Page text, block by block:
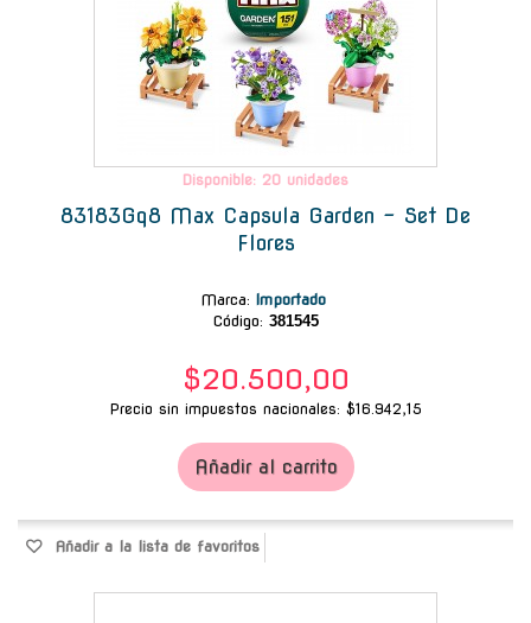
Disponible: 20 unidades
83183Gq8 Max Capsula Garden - Set De
Flores
Marca: Importado
Código: 381545
$20.500,00
Precio sin impuestos nacionales: $16.942,15
Añadir al carrito
Añadir a la lista de favoritos